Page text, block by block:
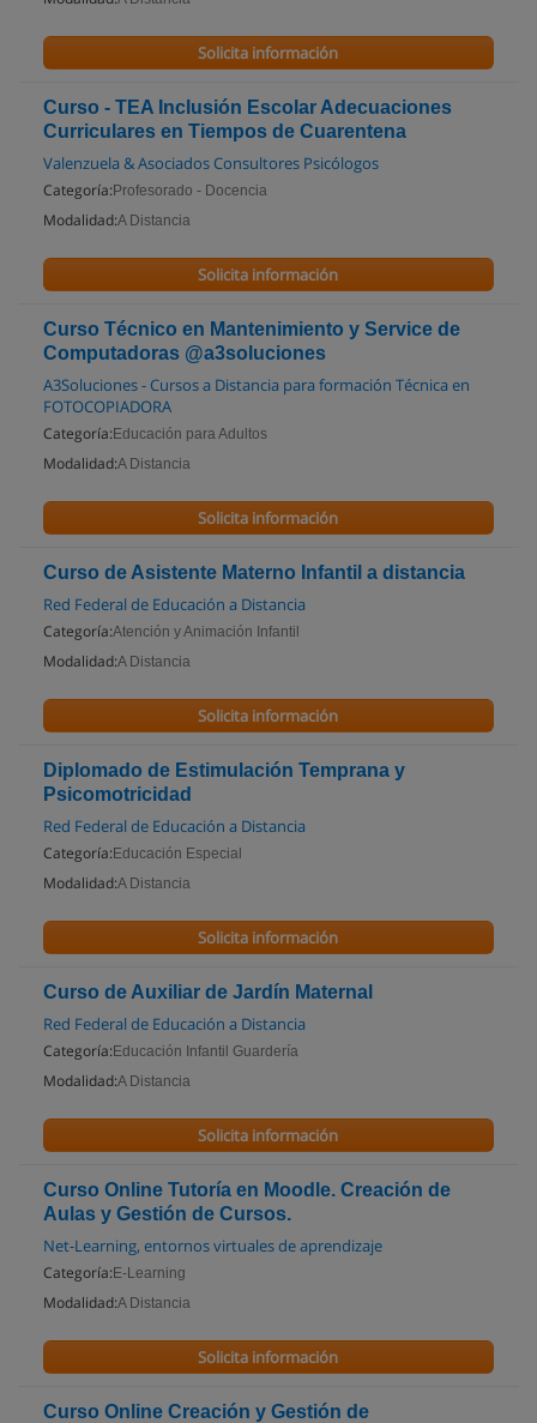
Solicita información
Curso - TEA Inclusión Escolar Adecuaciones
Curriculares en Tiempos de Cuarentena
Valenzuela & Asociados Consultores Psicólogos
Categoría: Profesorado - Docencia
Modalidad:A Distancia
Solicita información
Curso Técnico en Mantenimiento y Service de
Computadoras @a3soluciones
A3Soluciones - Cursos a Distancia para formación Técnica en
FOTOCOPIADORA
Categoría: Educación para Adultos
Modalidad:A Distancia
Solicita información
Curso de Asistente Materno Infantil a distancia
Red Federal de Educación a Distancia
Categoría:Atención y Animación Infantil
Modalidad:A Distancia
Solicita información
Diplomado de Estimulación Temprana y
Psicomotricidad
Red Federal de Educación a Distancia
Categoría: Educación Especial
Modalidad:A Distancia
Solicita información
Curso de Auxiliar de Jardín Maternal
Red Federal de Educación a Distancia
Categoría: Educación Infantil Guardería
Modalidad:A Distancia
Solicita información
Curso Online Tutoría en Moodle. Creación de
Aulas y Gestión de Cursos.
Net-Learning, entornos virtuales de aprendizaje
Categoría: E-Learning
Modalidad:A Distancia
Solicita información
Curso Online Creación y Gestión de